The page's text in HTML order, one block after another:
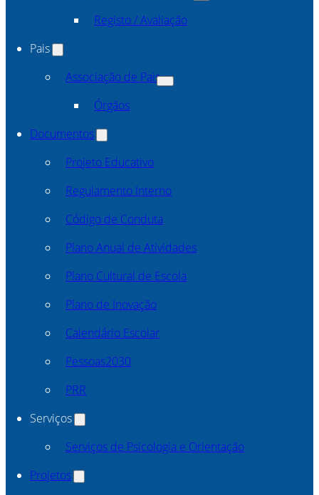
Registo / Avaliação
Pais
Associação de Pais
Órgãos
Documentos
Projeto Educativo
Regulamento Interno
Código de Conduta
Plano Anual de Atividades
Plano Cultural de Escola
Plano de Inovação
Calendário Escolar
Pessoas2030
PRR
Serviços
Serviços de Psicologia e Orientação
Projetos